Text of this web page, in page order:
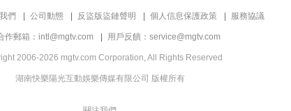
們 公司動態 反盜版盜鏈聲明 個人信息保護政策 服務協議
作郵箱：intl@mgtv.com 用戶反饋：service@mgtv.com
2006-2026 mgtv.com Corporation, All Rights Reserved
湖南快樂陽光互動娛樂傳媒有限公司 版權所有